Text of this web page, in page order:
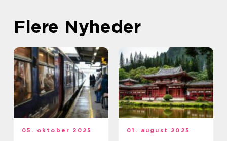
Flere Nyheder
05. oktober 2025 01. august 2025